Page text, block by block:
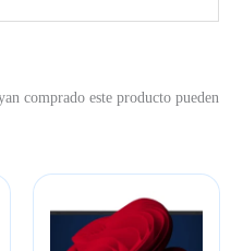
comprado este producto pueden